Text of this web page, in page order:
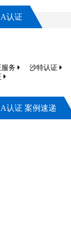
认证
务 沙特认证
认证 案例速递